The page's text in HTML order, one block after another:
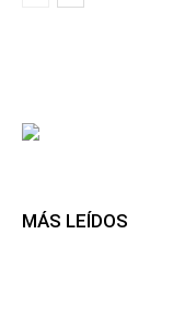
MÁS LEÍDOS